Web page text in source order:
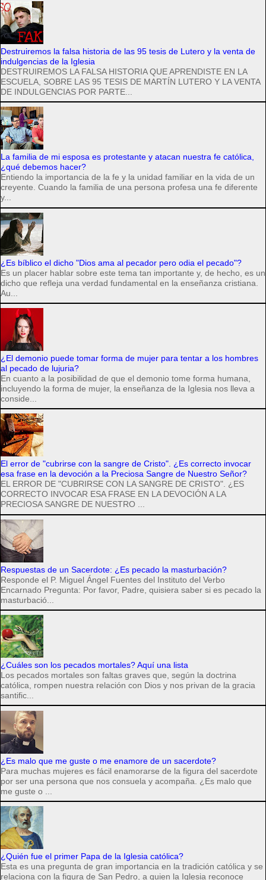
Destruiremos la falsa historia de las 95 tesis de Lutero y la venta de
indulgencias de la Iglesia
DESTRUIREMOS LA FALSA HISTORIA QUE APRENDISTE EN LA
ESCUELA, SOBRE LAS 95 TESIS DE MARTÍN LUTERO Y LA VENTA
DE INDULGENCIAS POR PARTE...
La familia de mi esposa es protestante y atacan nuestra fe católica,
¿qué debemos hacer?
Entiendo la importancia de la fe y la unidad familiar en la vida de un
creyente. Cuando la familia de una persona profesa una fe diferente
y...
¿Es bíblico el dicho "Dios ama al pecador pero odia el pecado"?
Es un placer hablar sobre este tema tan importante y, de hecho, es un
dicho que refleja una verdad fundamental en la enseñanza cristiana.
Au...
¿El demonio puede tomar forma de mujer para tentar a los hombres
al pecado de lujuria?
En cuanto a la posibilidad de que el demonio tome forma humana,
incluyendo la forma de mujer, la enseñanza de la Iglesia nos lleva a
conside...
El error de "cubrirse con la sangre de Cristo". ¿Es correcto invocar
esa frase en la devoción a la Preciosa Sangre de Nuestro Señor?
EL ERROR DE "CUBRIRSE CON LA SANGRE DE CRISTO". ¿ES
CORRECTO INVOCAR ESA FRASE EN LA DEVOCIÓN A LA
PRECIOSA SANGRE DE NUESTRO ...
Respuestas de un Sacerdote: ¿Es pecado la masturbación?
Responde el P. Miguel Ángel Fuentes del Instituto del Verbo
Encarnado Pregunta: Por favor, Padre, quisiera saber si es pecado la
masturbació...
¿Cuáles son los pecados mortales? Aquí una lista
Los pecados mortales son faltas graves que, según la doctrina
católica, rompen nuestra relación con Dios y nos privan de la gracia
santific...
¿Es malo que me guste o me enamore de un sacerdote?
Para muchas mujeres es fácil enamorarse de la figura del sacerdote
por ser una persona que nos consuela y acompaña. ¿Es malo que
me guste o ...
¿Quién fue el primer Papa de la Iglesia católica?
Esta es una pregunta de gran importancia en la tradición católica y se
relaciona con la figura de San Pedro, a quien la Iglesia reconoce